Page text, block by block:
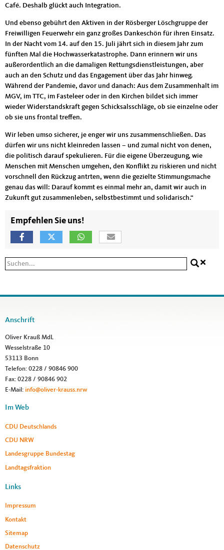
Café. Deshalb glückt auch Integration.
Und ebenso gebührt den Aktiven in der Rösberger Löschgruppe der
Freiwilligen Feuerwehr ein ganz großes Dankeschön für ihren Einsatz.
In der Nacht vom 14. auf den 15. Juli jährt sich in diesem Jahr zum
fünften Mal die Hochwasserkatastrophe. Dann erinnern wir uns
außerordentlich an die damaligen Rettungsdienstleistungen, aber
auch an den Schutz und das Engagement über das Jahr hinweg.
Während der Pandemie, davor und danach: Aus dem Zusammenhalt im
MGV, im TTC, im Fasteleer oder in den Kirchen bildet sich immer
wieder Widerstandskraft gegen Schicksalsschläge, ob sie einzelne oder
ob sie uns frontal treffen.
Wir leben umso sicherer, je enger wir uns zusammenschließen. Das
dürfen wir uns nicht kleinreden lassen – und zumal nicht von denen,
die politisch darauf spekulieren. Für die eigene Überzeugung, wie
Menschen mit Menschen umgehen, den Konflikt zu riskieren und nicht
vorschnell den Rückzug antrten, wenn die gezielte Stimmungsmache
genau das will: Darauf kommt es einmal mehr an, damit wir auch in
Zukunft gut zusammenleben, selbstbestimmt und solidarisch.“
Empfehlen Sie uns!
Suchformular
Suche
Fußbereich
Anschrift
Oliver Krauß MdL
Wesselstraße 10
53113 Bonn
Telefon: 0228 / 90846 900
Fax: 0228 / 90846 902
E-Mail: info@oliver-krauss.nrw
Im Web
CDU Deutschlands
CDU NRW
Landesgruppe Bundestag
Landtagsfraktion
Links
Impressum
Kontakt
Sitemap
Datenschutz